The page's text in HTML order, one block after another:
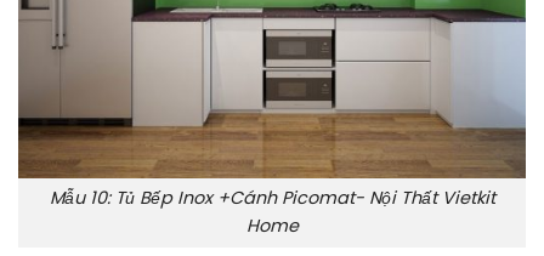
Mẫu 10: Tủ Bếp Inox +Cánh Picomat- Nội Thất Vietkit
Home